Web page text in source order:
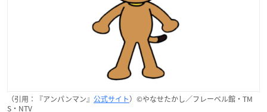
（引用：『アンパンマン』 公式サイト）©やなせたかし／フレーベル館・TM
S・NTV